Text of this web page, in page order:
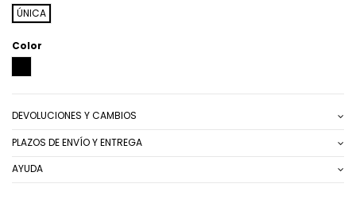
ÚNICA
Color
DEVOLUCIONES Y CAMBIOS
PLAZOS DE ENVÍO Y ENTREGA
AYUDA